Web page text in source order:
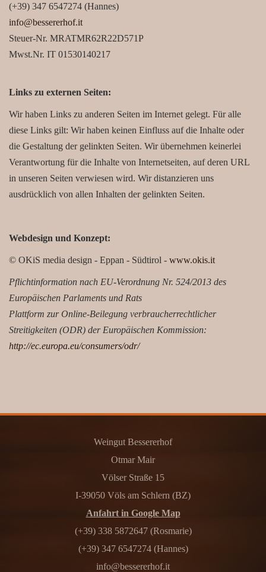
(+39) 347 6547274 (Hannes)
info@bessererhof.it
Steuer-Nr. MRATMR62R22D571P
Mwst.Nr. IT 01530140217
Links zu externen Seiten:
Wir haben Links zu anderen Seiten im Internet gelegt. Für alle
diese Links gilt: Wir haben keinen Einfluss auf die Inhalte oder
die Gestaltung der gelinkten Seiten. Wir übernehmen keinerlei
Verantwortung für die Inhalte von Internetseiten, auf deren URL
in unseren Seiten verwiesen wird. Wir distanzieren uns
ausdrücklich von allen Inhalten der gelinkten Seiten.
Webdesign und Konzept:
© OKiS media design - Eppan - Südtirol - www.okis.it
Pflichtinformation nach EU-Verordnung Nr. 524/2013 des
Europäischen Parlaments und Rats
Plattform zur Online-Beilegung verbraucherrechtlicher
Streitigkeiten (ODR) der Europäischen Kommission:
http://ec.europa.eu/consumers/odr/
Weingut Bessererhof
Otmar Mair
Völser Straße 15
I-39050 Völs am Schlern (BZ)
Anfahrt in Google Map
(+39) 338 5872647 (Rosmarie)
(+39) 347 6547274 (Hannes)
info@bessererhof.it